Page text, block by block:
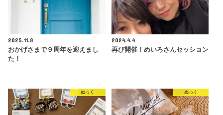
2025.11.8
おかげさまで９周年を迎えまし
た！
2024.4.4
再び開催！めいろさんセッション
ぬっく ぬっく